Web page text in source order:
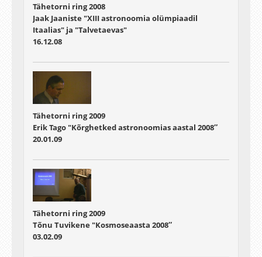
Tähetorni ring 2008
Jaak Jaaniste "XIII astronoomia olümpiaadil
Itaalias" ja "Talvetaevas"
16.12.08
Tähetorni ring 2009
Erik Tago "Kõrghetked astronoomias aastal 2008″
20.01.09
Tähetorni ring 2009
Tõnu Tuvikene "Kosmoseaasta 2008″
03.02.09